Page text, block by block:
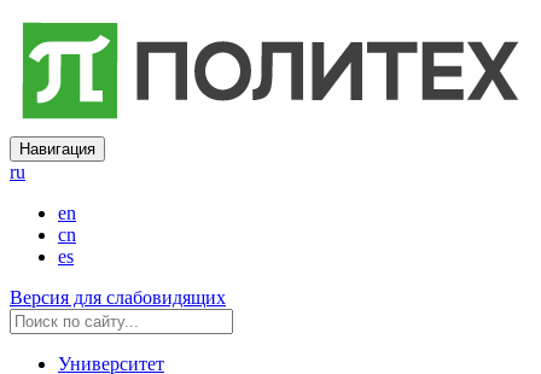
Навигация
ru
en
cn
es
Версия для слабовидящих
Университет